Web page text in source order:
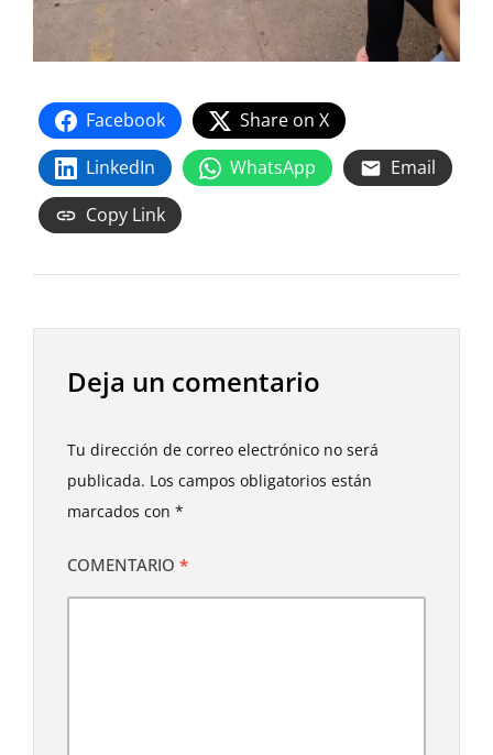
Facebook
Share on X
LinkedIn
WhatsApp
Email
Copy Link
Deja un comentario
Tu dirección de correo electrónico no será
publicada. Los campos obligatorios están
marcados con *
COMENTARIO *